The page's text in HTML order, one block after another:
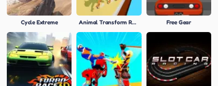
Cycle Extreme Animal Transform Race 3D Free Gear